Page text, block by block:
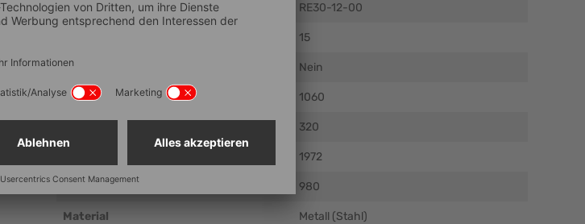
Artikelnummer RE30-12-00
15
Lebensmittelechtheit Nein
Außenmaß Breite (mm ± 5 mm) 1060
320
1972
Lichtes Maß Breite (mm ± 5 mm) 980
Material Metall (Stahl)